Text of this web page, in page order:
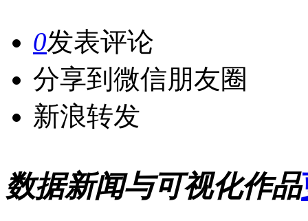
0发表评论
分享到微信朋友圈
新浪转发
数据新闻与可视化作品